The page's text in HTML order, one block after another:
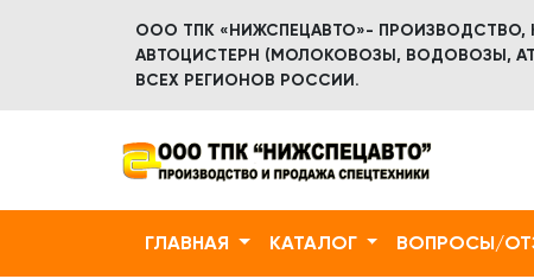
ООО ТПК «НИЖСПЕЦАВТО»-
АВТОЦИСТЕРН (МОЛОКОВОЗЫ, ВОДОВОЗЫ,
ВСЕХ РЕГИОНОВ РОССИИ.
ГЛАВНАЯ КАТАЛОГ ВОПРОСЫ/